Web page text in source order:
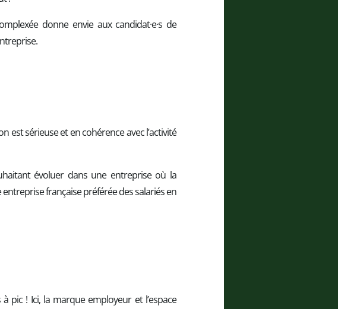
donne envie aux candidat·e·s de
est sérieuse et en cohérence avec l’activité
évoluer dans une entreprise où la
française préférée des salariés en
! Ici, la marque employeur et l’espace